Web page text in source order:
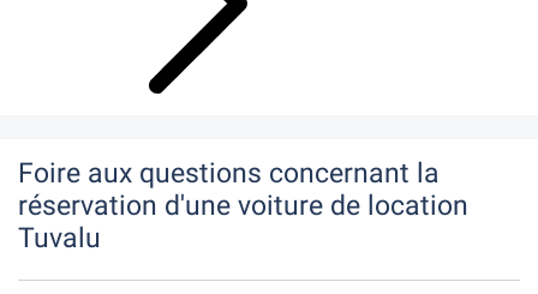
Foire aux questions concernant la
réservation d'une voiture de location
Tuvalu